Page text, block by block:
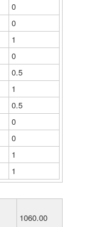
0
0
1
0
0.5
1
0.5
0
0
1
1
1060.00